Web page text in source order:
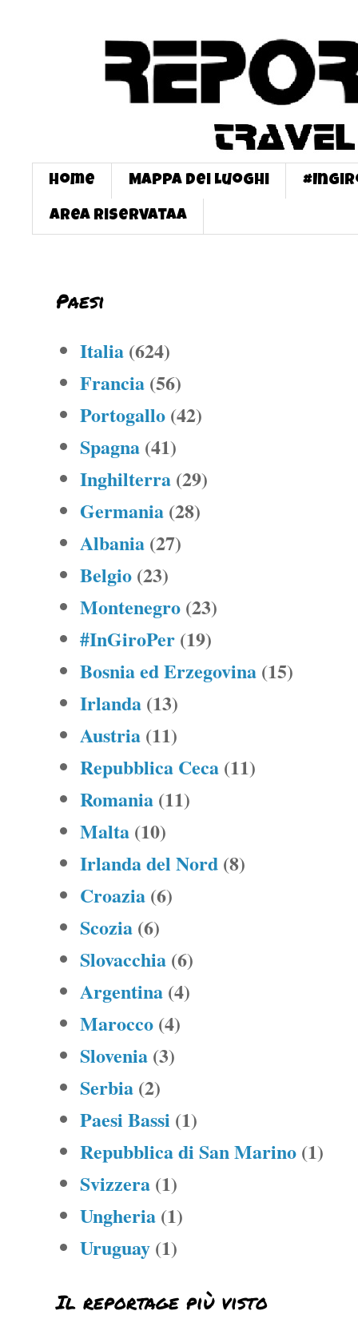
Home Mappa dei Luoghi
Area Riservataa
Paesi
Italia (624)
Francia (56)
Portogallo (42)
Spagna (41)
Inghilterra (29)
Germania (28)
Albania (27)
Belgio (23)
Montenegro (23)
#InGiroPer (19)
Bosnia ed Erzegovina (15)
Irlanda (13)
Austria (11)
Repubblica Ceca (11)
Romania (11)
Malta (10)
Irlanda del Nord (8)
Croazia (6)
Scozia (6)
Slovacchia (6)
Argentina (4)
Marocco (4)
Slovenia (3)
Serbia (2)
Paesi Bassi (1)
Repubblica di San Marino (1)
Svizzera (1)
Ungheria (1)
Uruguay (1)
Il reportage più visto